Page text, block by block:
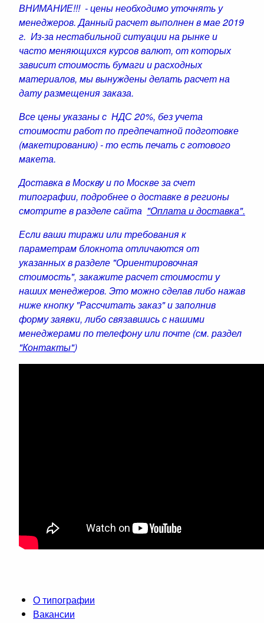
ВНИМАНИЕ!!! - цены необходимо уточнять у
менеджеров. Данный расчет выполнен в мае 2019
г. Из-за нестабильной ситуации на рынке и
часто меняющихся курсов валют, от которых
зависит стоимость бумаги и расходных
материалов, мы вынуждены делать расчет на
дату размещения заказа.
Все цены указаны с НДС 20%, без учета
стоимости работ по предпечатной подготовке
(макетированию) - то есть печать с готового
макета.
Доставка в Москву и по Москве за счет
типографии, подробнее о доставке в регионы
смотрите в разделе сайта "Оплата и доставка".
Если ваши тиражи или требования к
параметрам блокнота отличаются от
указанных в разделе "Ориентировочная
стоимость", закажите расчет стоимости у
наших менеджеров. Это можно сделав либо нажав
ниже кнопку "Рассчитать заказ" и заполнив
форму заявки, либо связавшись с нашими
менеджерами по телефону или почте (см. раздел
"Контакты")
О типографии
Вакансии